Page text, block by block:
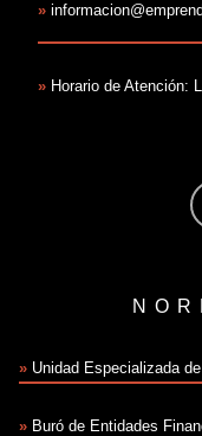
»
» Horario de Atención:
» Unidad Especializada
» Buró de Entidades